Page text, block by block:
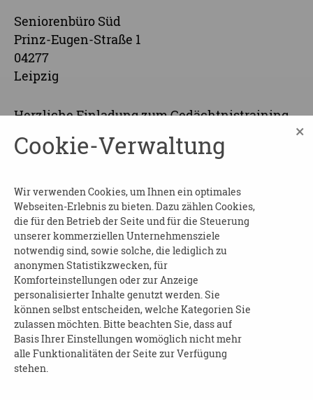
Seniorenbüro Süd
Prinz-Eugen-Straße 1
04277
Leipzig
Herzliche Einladung zum Gedächtnistraining
in gemütlicher Atmosphäre. Mit kleinen
Übungen möchten wir Ihre Konzentration,
Der Veranstaltungsort istbarrierefrei.
Kosten:keine
Kontakt:
Julia Hartjen
Tel: 0341 391 39 71
E-Mail:sb-sued@vs-lpz.de
Web:www.vs-
lpz.de/seniorenangebote/senioren-
Cookie-Verwaltung ×
Wir verwenden Cookies, um Ihnen ein optimales
Webseiten-Erlebnis zu bieten. Dazu zählen Cookies,
die für den Betrieb der Seite und für die Steuerung
unserer kommerziellen Unternehmensziele
notwendig sind, sowie solche, die lediglich zu
anonymen Statistikzwecken, für
Komforteinstellungen oder zur Anzeige
personalisierter Inhalte genutzt werden. Sie
können selbst entscheiden, welche Kategorien Sie
zulassen möchten. Bitte beachten Sie, dass auf
Basis Ihrer Einstellungen womöglich nicht mehr
alle Funktionalitäten der Seite zur Verfügung
stehen.